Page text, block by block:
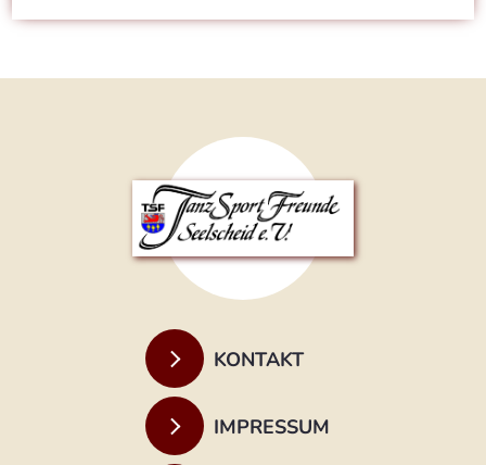
KONTAKT
IMPRESSUM